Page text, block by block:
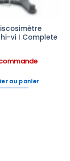
vi I Complete
au panier